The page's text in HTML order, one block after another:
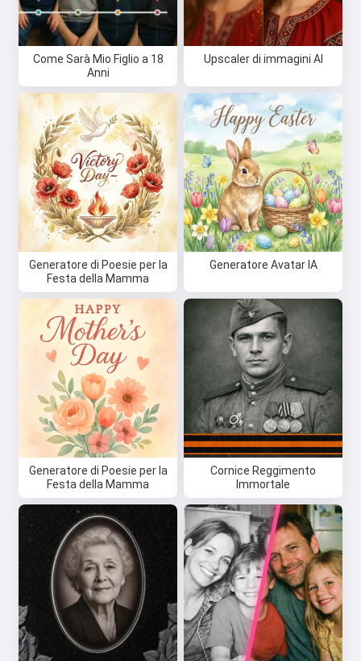
Come Sarà Mio Figlio a 18
Anni
Upscaler di immagini AI
Generatore di Poesie per la
Festa della Mamma
Generatore Avatar IA
Generatore di Poesie per la
Festa della Mamma
Cornice Reggimento
Immortale